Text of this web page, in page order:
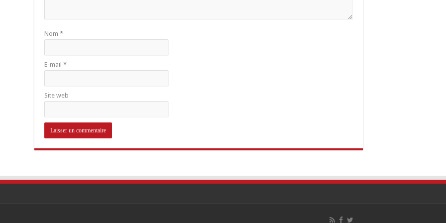
Nom *
E-mail *
Site web